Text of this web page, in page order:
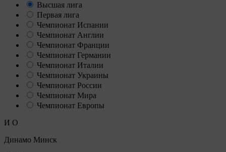
Высшая лига
Первая лига
Чемпионат Испании
Чемпионат Англии
Чемпионат Франции
Чемпионат Германии
Чемпионат Италии
Чемпионат Украины
Чемпионат России
Чемпионат Мира
Чемпионат Европы
И О
Динамо Минск